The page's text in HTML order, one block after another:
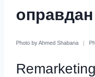
Photo by Ahmed Shabana